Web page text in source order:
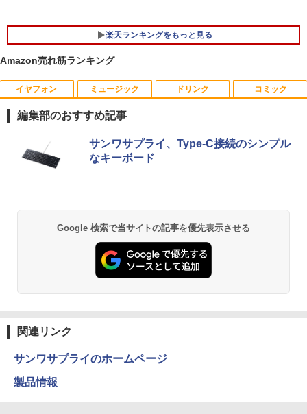
楽天ランキングをもっと見る
1
【★最大100%ポイント】超小型筐体 ミ
ニパソコン HP ProDesk 800 G2 DM 第6
世代 Corei5 メモリ:8GB 新品SSD:256G
3.0 Type-C DisplayPort VGA Wi-fi 無線
LAN Windows10 Windows11 ミニデス
クトップ ミニPC
「楽天ランキング1位」 デスクトップパ
ソコン Windows11 Office付き パソコン
新品｜インテル 第14世代 Core i5-4590 i
5 i7-14700F｜ SSD 256GB～2TB｜メモ
3
1
【送料無料】1.54インチ ST7789 解像度
240x240 IPS LCDディスプレイ240x240
LCDモジュール SPI ディスプレイ Ardui
￥1,980
ニター モニター モバイルディスプレイ h
dmi タイプC デュアルディスプレイ スタ
ンド ゲーム 液晶 薄型 軽量
￥19,800
3
ア 液晶ディスプレイ HDMI VGA VESA準
1
【エントリーでポイント10倍】はじめて
の世界名作えほん きいろいえほんのおう
ち 40巻セット
￥26,400
￥26,620
3
モデルプレスカウントダウンマガジン vo
4
Amazon売れ筋ランキング
イヤフォン
Anker Soundcore P40i オフホワイト
￥5,990
Anker Soundcore P31i ブラック
￥4,990
ミュージック
BRUCE WAYNE feat. Flo Milli, ATL Jacob
[Explicit]
BRUCE WAYNE feat. Flo Milli, ATL Jacob
[Explicit]
￥250
ドリンク
【Amazon.co.jp限定】 い・ろ・は・す 2L P
ET ラベルレス ×8本
by Amazon 天然水 ラベルレス 500ml ×24本
富士山の天然水 バナジウム含有 水 ミネラル
ウォーター ペットボトル 静岡県産 500ミリリ
ットル (Smart Basic)
コミック
薬屋のひとりごと 17巻 (デジタル版ビッグガ
ンガンコミックス)
異世界居酒屋「のぶ」(22) (角川コミックス・
エース)
￥832
編集部のおすすめ記事
サンワサプライ、Type-C接続のシンプル
なキーボード
Google 検索で当サイトの記事を優先表示させる
関連リンク
サンワサプライのホームページ
製品情報